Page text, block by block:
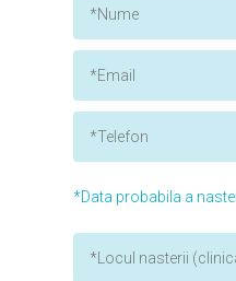
*Data probabila a